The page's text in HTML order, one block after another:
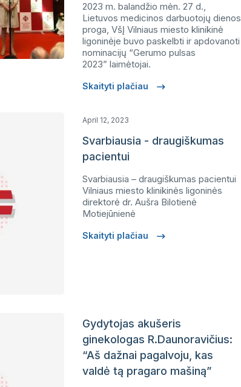
2023 m. balandžio mėn. 27 d.,
Lietuvos medicinos darbuotojų dienos
proga, VšĮ Vilniaus miesto klinikinė
ligoninėje buvo paskelbti ir apdovanoti
nominacijų “Gerumo pulsas
2023” laimėtojai.
Skaityti plačiau
April 12, 2023
Svarbiausia - draugiškumas
pacientui
Svarbiausia – draugiškumas pacientui
Vilniaus miesto klinikinės ligoninės
direktorė dr. Aušra Bilotienė
Motiejūnienė
Skaityti plačiau
Gydytojas akušeris
ginekologas R.Daunoravičius:
“Aš dažnai pagalvoju, kas
valdė tą pragaro mašiną”